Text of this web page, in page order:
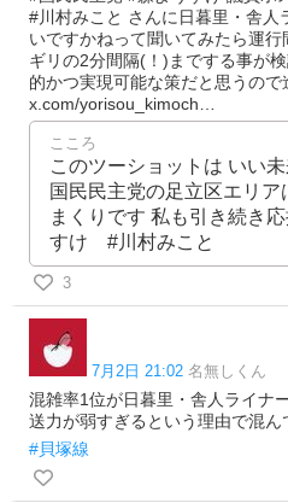
#川村みこと さんに日暮里・舎人
いですかねって聞いてみたら運
ギリの2分間隔(！)までする事が
的かつ実現可能な策だと思うので
x.com/yorisou_kimoch…
こころ
このツーショットは いい
国民民主党の足立区エリ
まくりです 私も引き続き
すけ #川村みこと
3
7月2日 21:02 名無しくん
混雑率1位が日暮里・舎人ライナ
送力が弱すぎるという理由で混ん
#貝塚線